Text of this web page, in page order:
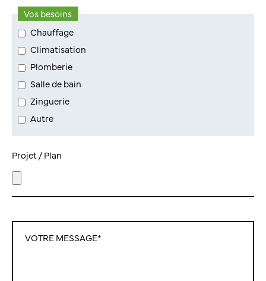
Vos besoins
Chauffage
Climatisation
Plomberie
Salle de bain
Zinguerie
Autre
Projet / Plan